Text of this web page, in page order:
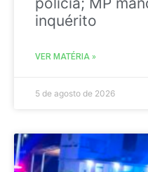
inquérito
VER MATÉRIA »
5 de agosto de 2026